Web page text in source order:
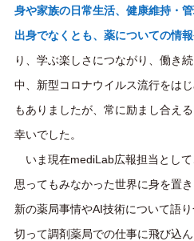
身や家族の日常生活、健康維持・
出身でなくとも、薬についての情
り、学ぶ楽しさにつながり、働き
中、新型コロナウイルス流行をは
もありましたが、常に励まし合え
幸いでした。
いま現在mediLab広報担当 とし
思ってもみなかった世界に身を置き
新の薬局事情やAI技術について語
切って調剤薬局での仕事に飛び込